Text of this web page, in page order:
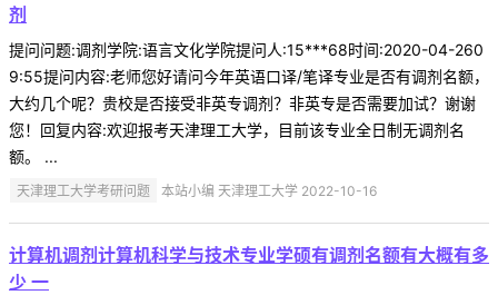
剂
提问问题:调剂学院:语言文化学院提问人:15***68时间:2020-04-260
9:55提问内容:老师您好请问今年英语口译/笔译专业是否有调剂名额，
大约几个呢？贵校是否接受非英专调剂？非英专是否需要加试？谢谢
您！回复内容:欢迎报考天津理工大学，目前该专业全日制无调剂名
额。 ...
天津理工大学考研问题 本站小编 天津理工大学 2022-10-16
计算机调剂计算机科学与技术专业学硕有调剂名额有大概有多
少 一